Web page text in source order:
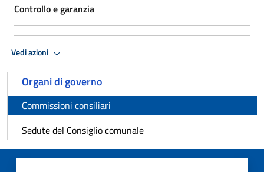
Controllo e garanzia
Vedi azioni
Organi di governo
Commissioni consiliari
Sedute del Consiglio comunale